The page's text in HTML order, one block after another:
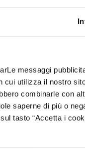
messaggi
cui utilizza il nostro
combinarle con
saperne di più o
tasto “Accetta i